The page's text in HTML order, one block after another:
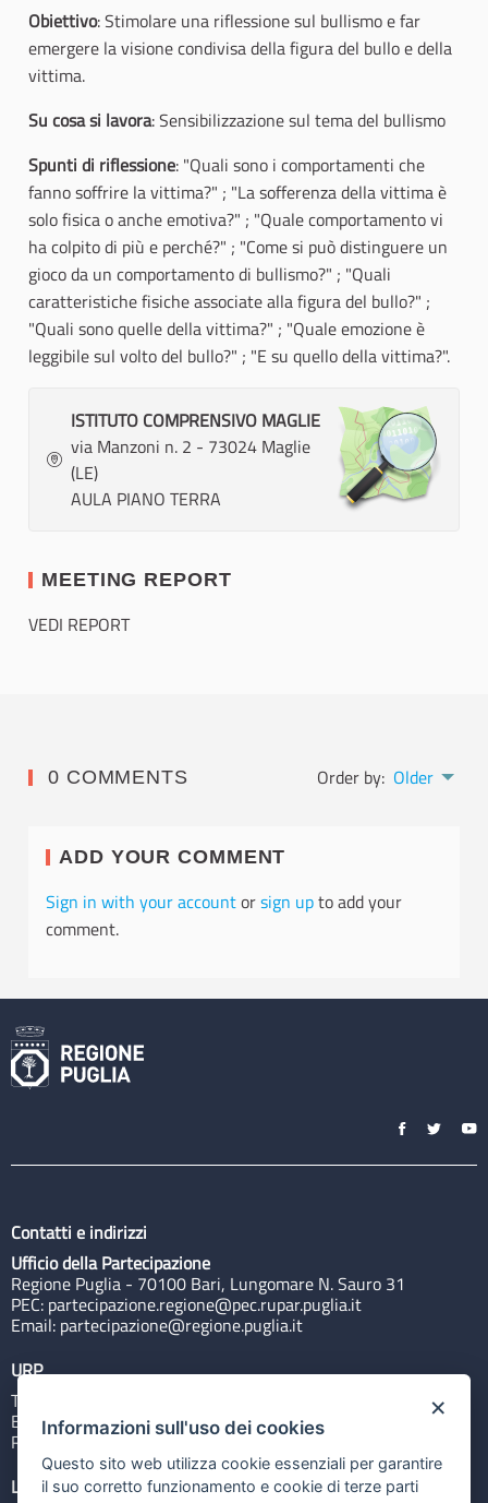
Obiettivo: Stimolare una riflessione sul bullismo e far
emergere la visione condivisa della figura del bullo e della
vittima.
Su cosa si lavora: Sensibilizzazione sul tema del bullismo
Spunti di riflessione: "Quali sono i comportamenti che
fanno soffrire la vittima?" ; "La sofferenza della vittima è
solo fisica o anche emotiva?" ; "Quale comportamento vi
ha colpito di più e perché?" ; "Come si può distinguere un
gioco da un comportamento di bullismo?" ; "Quali
caratteristiche fisiche associate alla figura del bullo?" ;
"Quali sono quelle della vittima?" ; "Quale emozione è
leggibile sul volto del bullo?" ; "E su quello della vittima?".
ISTITUTO COMPRENSIVO MAGLIE
via Manzoni n. 2 - 73024 Maglie
(LE)
AULA PIANO TERRA
MEETING REPORT
VEDI REPORT
0 COMMENTS Order by: Older
ADD YOUR COMMENT
Sign in with your accountorsign upto add your
comment.
Contatti e indirizzi
Ufficio della Partecipazione
Regione Puglia - 70100 Bari, Lungomare N. Sauro 31
PEC: partecipazione.regione@pec.rupar.puglia.it
Email: partecipazione@regione.puglia.it
URP
Tel: 800713939
Email:quiregione@regione.puglia.it
Rubrica
Link utili
×
Informazioni sull'uso dei cookies
Questo sito web utilizza cookie essenziali per garantire
il suo corretto funzionamento e cookie di terze parti